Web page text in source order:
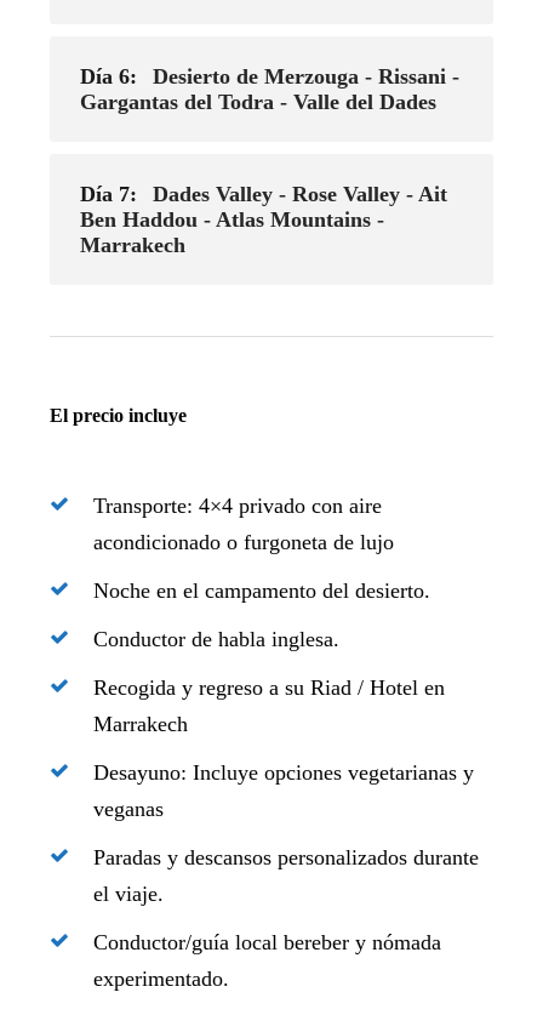
Día 6:
Desierto de Merzouga - Rissani -
Gargantas del Todra - Valle del Dades
Día 7:
Dades Valley - Rose Valley - Ait
Ben Haddou - Atlas Mountains -
Marrakech
El precio incluye
Transporte: 4×4 privado con aire
acondicionado o furgoneta de lujo
Noche en el campamento del desierto.
Conductor de habla inglesa.
Recogida y regreso a su Riad / Hotel en
Marrakech
Desayuno: Incluye opciones vegetarianas y
veganas
Paradas y descansos personalizados durante
el viaje.
Conductor/guía local bereber y nómada
experimentado.